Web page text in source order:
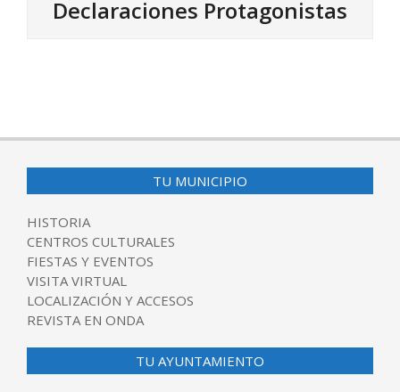
Declaraciones Protagonistas
05-
TU MUNICIPIO
HISTORIA
CENTROS CULTURALES
FIESTAS Y EVENTOS
VISITA VIRTUAL
LOCALIZACIÓN Y ACCESOS
REVISTA EN ONDA
TU AYUNTAMIENTO